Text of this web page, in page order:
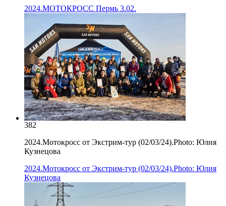
2024.МОТОКРОСС Пермь 3.02.
382
2024.Мотокросс от Экстрим-тур (02/03/24).Photo: Юлия
Кузнецова
2024.Мотокросс от Экстрим-тур (02/03/24).Photo: Юлия
Кузнецова